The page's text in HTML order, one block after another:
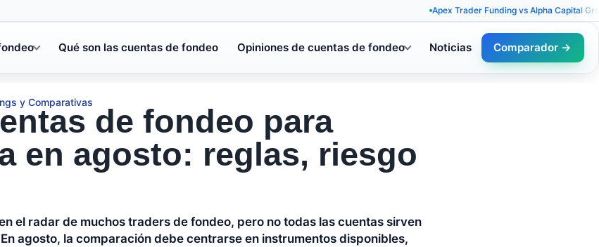
Apex Trader Funding vs Alpha Capital Group:
Qué son las cuentas de fondeo Opiniones de cuentas de fondeo Noticias Comparador →
y Comparativas de fondeo para
en agosto: reglas, riesgo
el radar de muchos traders de fondeo, pero no todas las cuentas sirven
agosto, la comparación debe centrarse en instrumentos disponibles,